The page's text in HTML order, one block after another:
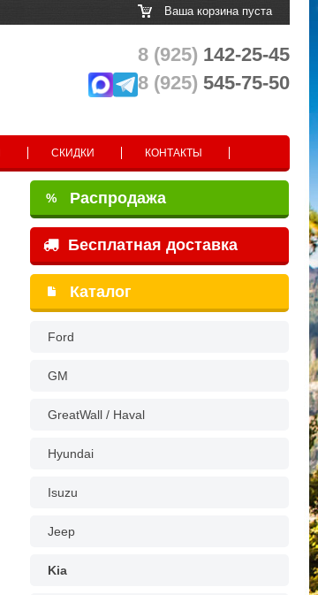
Ваша корзина пуста
8 (925) 142-25-45
8 (925) 545-75-50
СКИДКИ КОНТАКТЫ
% Распродажа
Бесплатная доставка
Каталог
Ford
GM
GreatWall / Haval
Hyundai
Isuzu
Jeep
Kia